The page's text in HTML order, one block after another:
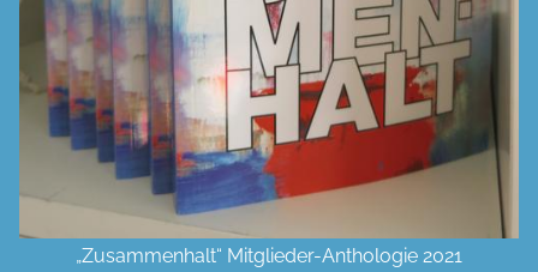
„Zusammenhalt“ Mitglieder-Anthologie 2021